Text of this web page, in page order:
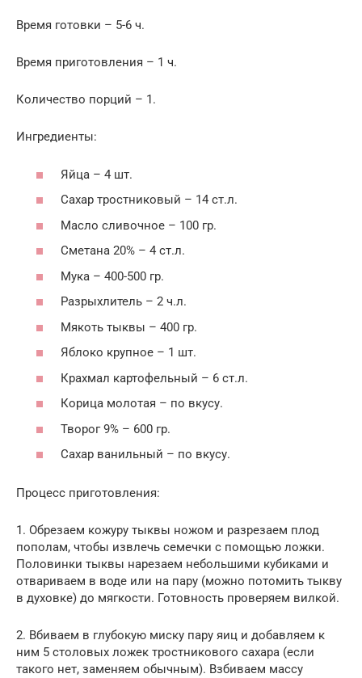
Время готовки – 5-6 ч.
Время приготовления – 1 ч.
Количество порций – 1.
Ингредиенты:
Яйца – 4 шт.
Сахар тростниковый – 14 ст.л.
Масло сливочное – 100 гр.
Сметана 20% – 4 ст.л.
Мука – 400-500 гр.
Разрыхлитель – 2 ч.л.
Мякоть тыквы – 400 гр.
Яблоко крупное – 1 шт.
Крахмал картофельный – 6 ст.л.
Корица молотая – по вкусу.
Творог 9% – 600 гр.
Сахар ванильный – по вкусу.
Процесс приготовления:
1. Обрезаем кожуру тыквы ножом и разрезаем плод
пополам, чтобы извлечь семечки с помощью ложки.
Половинки тыквы нарезаем небольшими кубиками и
отвариваем в воде или на пару (можно потомить тыкву
в духовке) до мягкости. Готовность проверяем вилкой.
2. Вбиваем в глубокую миску пару яиц и добавляем к
ним 5 столовых ложек тростникового сахара (если
такого нет, заменяем обычным). Взбиваем массу